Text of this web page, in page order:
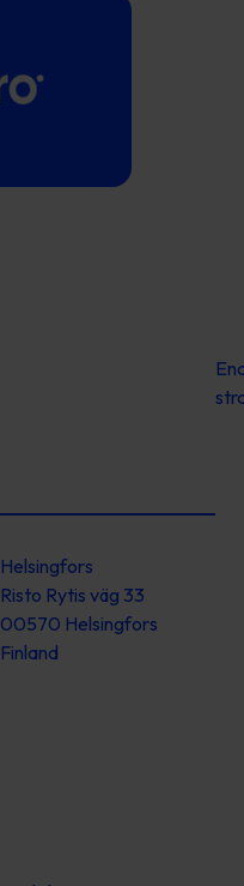
Helsingfors
Risto Rytis väg 33
00570 Helsingfors
Finland